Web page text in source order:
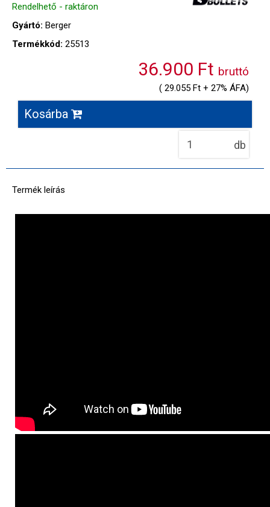
Rendelhető - raktáron
Gyártó: Berger
Termékkód: 25513
36.900 Ft bruttó
( 29.055 Ft + 27% ÁFA)
Kosárba
db
Termék leírás